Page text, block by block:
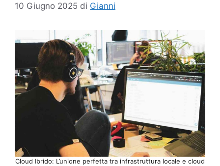
10 Giugno 2025 di Gianni
Cloud Ibrido: L’unione perfetta tra infrastruttura locale e cloud